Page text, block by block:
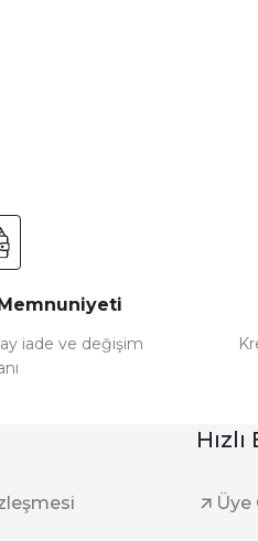
iade ve değişim
Üye